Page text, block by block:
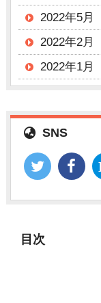
2022年5月
2022年2月
2022年1月
SNS
目次